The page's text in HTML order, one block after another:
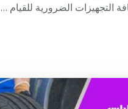
التجهيزات الضرورية للقيام …